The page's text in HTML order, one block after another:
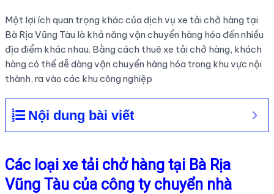
Một lợi ích quan trọng khác của dịch vụ xe tải chở hàng tại
Bà Rịa Vũng Tàu là khả năng vận chuyển hàng hóa đến nhiều
địa điểm khác nhau. Bằng cách thuê xe tải chở hàng, khách
hàng có thể dễ dàng vận chuyển hàng hóa trong khu vực nội
thành, ra vào các khu công nghiệp
Nội dung bài viết
Các loại xe tải chở hàng tại Bà Rịa
Vũng Tàu của công ty chuyển nhà